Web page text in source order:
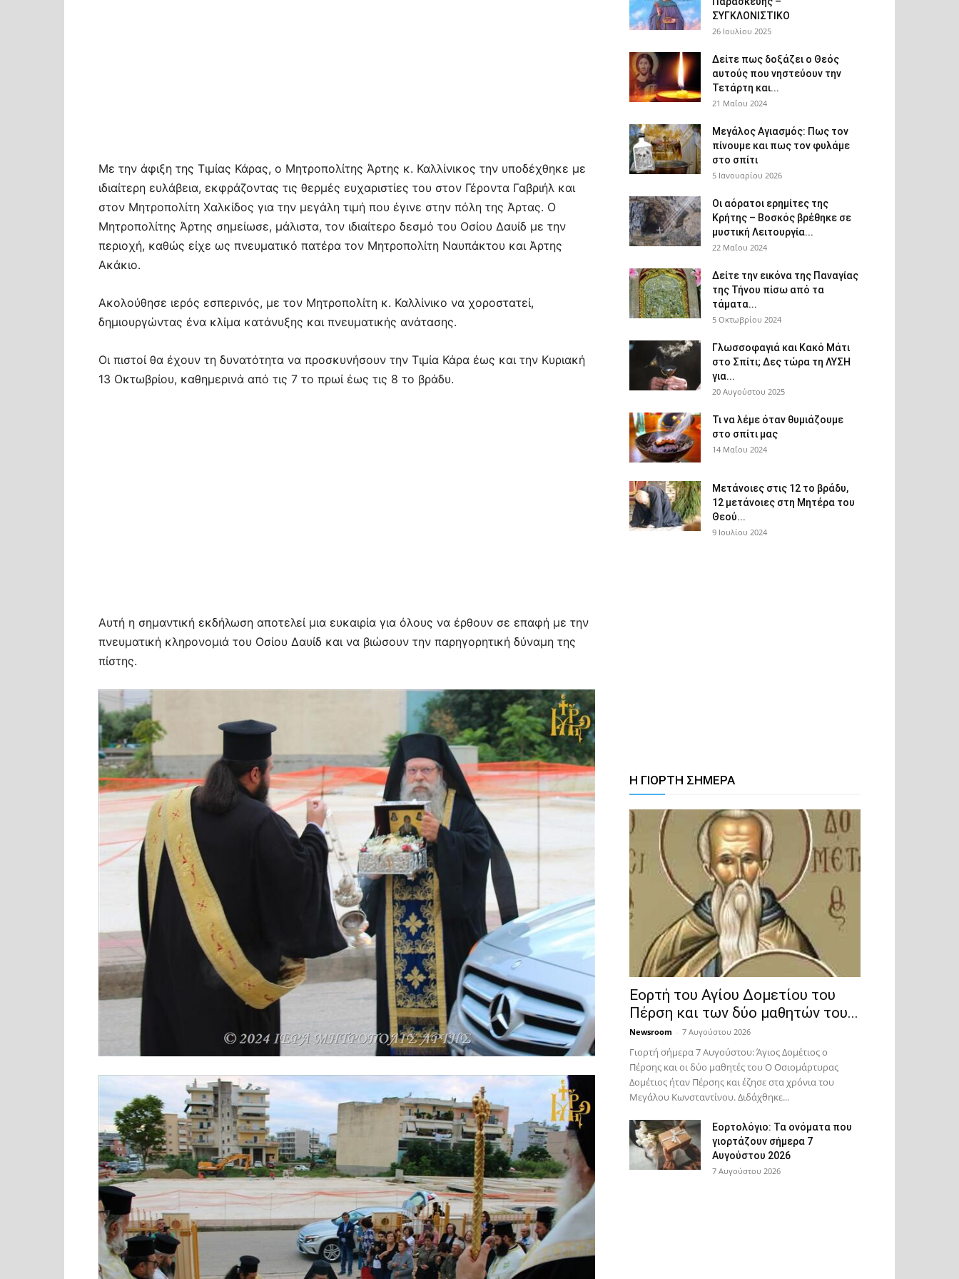
Με την άφιξη της Τιμίας Κάρας, ο Μητροπολίτης Άρτης κ. Καλλίνικος την υποδέχθηκε με
ιδιαίτερη ευλάβεια, εκφράζοντας τις θερμές ευχαριστίες του στον Γέροντα Γαβριήλ και
στον Μητροπολίτη Χαλκίδος για την μεγάλη τιμή που έγινε στην πόλη της Άρτας. Ο
Μητροπολίτης Άρτης σημείωσε, μάλιστα, τον ιδιαίτερο δεσμό του Οσίου Δαυίδ με την
περιοχή, καθώς είχε ως πνευματικό πατέρα τον Μητροπολίτη Ναυπάκτου και Άρτης
Ακάκιο.
Ακολούθησε ιερός εσπερινός, με τον Μητροπολίτη κ. Καλλίνικο να χοροστατεί,
δημιουργώντας ένα κλίμα κατάνυξης και πνευματικής ανάτασης.
Οι πιστοί θα έχουν τη δυνατότητα να προσκυνήσουν την Τιμία Κάρα έως και την Κυριακή
13 Οκτωβρίου, καθημερινά από τις 7 το πρωί έως τις 8 το βράδυ.
Αυτή η σημαντική εκδήλωση αποτελεί μια ευκαιρία για όλους να έρθουν σε επαφή με την
πνευματική κληρονομιά του Οσίου Δαυίδ και να βιώσουν την παρηγορητική δύναμη της
πίστης.
ΣΥΓΚΛΟΝΙΣΤΙΚΟ
26 Ιουλίου 2025
Δείτε πως δοξάζει ο Θεός
αυτούς που νηστεύουν την
Τετάρτη και...
21 Μαΐου 2024
Μεγάλος Αγιασμός: Πως τον
πίνουμε και πως τον φυλάμε
στο σπίτι
5 Ιανουαρίου 2026
Οι αόρατοι ερημίτες της
Κρήτης – Βοσκός βρέθηκε σε
μυστική Λειτουργία...
22 Μαΐου 2024
Δείτε την εικόνα της Παναγίας
της Τήνου πίσω από τα
τάματα...
5 Οκτωβρίου 2024
Γλωσσοφαγιά και Κακό Μάτι
στο Σπίτι; Δες τώρα τη ΛΥΣΗ
για...
20 Αυγούστου 2025
Τι να λέμε όταν θυμιάζουμε
στο σπίτι μας
14 Μαΐου 2024
Μετάνοιες στις 12 το βράδυ,
12 μετάνοιες στη Μητέρα του
Θεού...
9 Ιουλίου 2024
Η ΓΙΟΡΤΗ ΣΗΜΕΡΑ
Εορτή του Αγίου Δομετίου του
Πέρση και των δύο μαθητών του...
Newsroom - 7 Αυγούστου 2026
Γιορτή σήμερα 7 Αυγούστου: Άγιος Δομέτιος ο
Πέρσης και οι δύο μαθητές του Ο Oσιομάρτυρας
Δομέτιος ήταν Πέρσης και έζησε στα χρόνια του
Μεγάλου Κωνσταντίνου. Διδάχθηκε...
Εορτολόγιο: Τα ονόματα που
γιορτάζουν σήμερα 7
Αυγούστου 2026
7 Αυγούστου 2026